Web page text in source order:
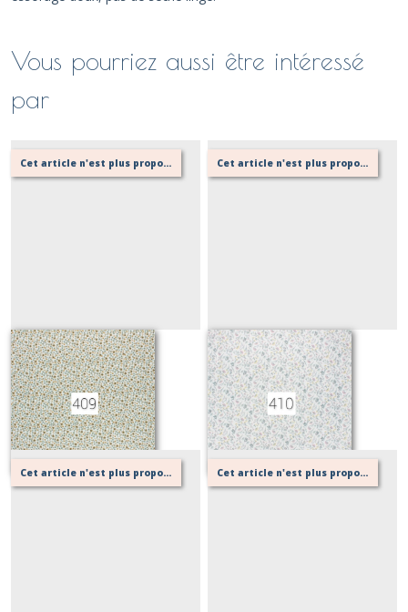
Vous pourriez aussi être intéressé
par
Cet article n'est plus proposé, retournez au menu principal ou contactez moi!
409
Sur demande
Cet article n'est plus proposé, retournez au menu principal ou contactez moi!
410
Sur demande
Cet article n'est plus proposé, retournez au menu principal ou contactez moi! Cet article n'est plus proposé, retournez au menu principal ou contactez moi!